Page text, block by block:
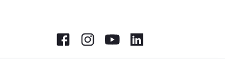
FacebookInstagram
Youtube